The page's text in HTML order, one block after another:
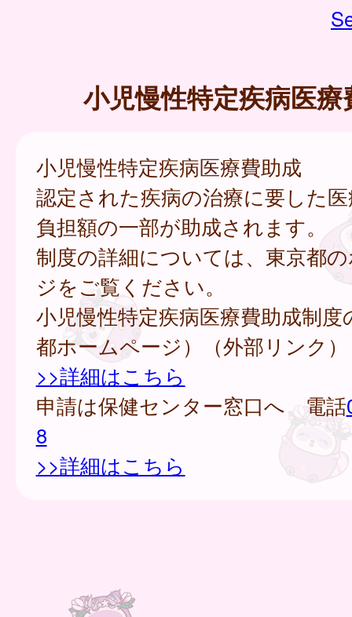
小児慢性特定疾病医療
小児慢性特定疾病医療費助成
認定された疾病の治療に要した
負担額の一部が助成されます。
制度の詳細については、東京都
ジをご覧ください。
小児慢性特定疾病医療費助成制度
都ホームページ）（外部リンク）
>>詳細はこちら
申請は保健センター窓口へ 電話
8
>>詳細はこちら